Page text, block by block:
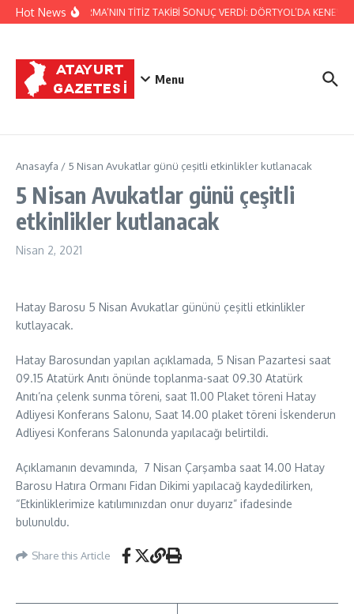
İçeriğe atla
Hot NewsJANDARMA’NIN TİTİZ TAKİBİ SONUÇ VERDİ: DÖRTYOL’DA KENEVİR
Menu
Anasayfa / 5 Nisan Avukatlar günü çeşitli etkinlikler kutlanacak
5 Nisan Avukatlar günü çeşitli
etkinlikler kutlanacak
Nisan 2, 2021
Hatay Barosu 5 Nisan Avukatlar gününü çeşitli etkinlikler
kutlayacak.
Hatay Barosundan yapılan açıklamada, 5 Nisan Pazartesi saat
09.15 Atatürk Anıtı önünde toplanma-saat 09.30 Atatürk
Anıtı’na çelenk sunma töreni, saat 11.00 Plaket töreni Hatay
Adliyesi Konferans Salonu, Saat 14.00 plaket töreni İskenderun
Adliyesi Konferans Salonunda yapılacağı belirtildi.
Açıklamanın devamında, 7 Nisan Çarşamba saat 14.00 Hatay
Barosu Hatıra Ormanı Fidan Dikimi yapılacağ kaydedilirken,
“Etkinliklerimize katılımınızdan onur duyarız” ifadesinde
bulunuldu.
Share this Article